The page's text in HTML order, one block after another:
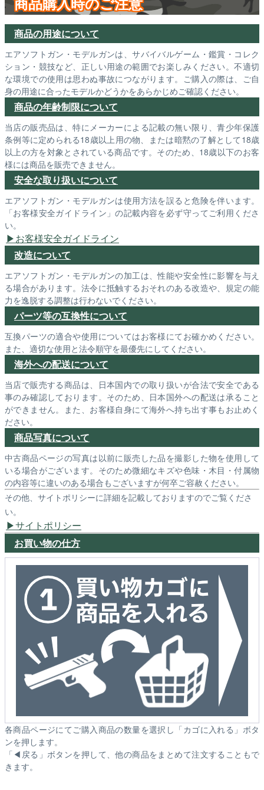
商品の用途について
エアソフトガン・モデルガンは、サバイバルゲーム・鑑賞・コレク
ション・競技など、正しい用途の範囲でお楽しみください。不適切
な環境での使用は思わぬ事故につながります。ご購入の際は、ご自
身の用途に合ったモデルかどうかをあらかじめご確認ください。
商品の年齢制限について
当店の販売品は、特にメーカーによる記載の無い限り、青少年保護
条例等に定められる18歳以上用の物、または暗黙の了解として18歳
以上の方を対象とされている商品です。そのため、18歳以下のお客
様には商品を販売できません。
安全な取り扱いについて
エアソフトガン・モデルガンは使用方法を誤ると危険を伴います。
「お客様安全ガイドライン」の記載内容を必ず守ってご利用くださ
い。
お客様安全ガイドライン
改造について
エアソフトガン・モデルガンの加工は、性能や安全性に影響を与え
る場合があります。法令に抵触するおそれのある改造や、規定の能
力を逸脱する調整は行わないでください。
パーツ等の互換性について
互換パーツの適合や使用についてはお客様にてお確かめください。
また、適切な使用と法令順守を最優先にしてください。
海外への配送について
当店で販売する商品は、日本国内での取り扱いが合法で安全である
事のみ確認しております。そのため、日本国外への配送は承ること
ができません。また、お客様自身にて海外へ持ち出す事もお止めく
ださい。
商品写真について
中古商品ページの写真は以前に販売した品を撮影した物を使用して
いる場合がございます。そのため微細なキズや色味・木目・付属物
の内容等に違いのある場合もございますが何卒ご容赦ください。
その他、サイトポリシーに詳細を記載しておりますのでご覧くださ
い。
サイトポリシー
お買い物の仕方
各商品ページにてご購入商品の数量を選択し「カゴに入れる」ボタ
ンを押します。
「◀戻る」ボタンを押して、他の商品をまとめて注文することもで
きます。